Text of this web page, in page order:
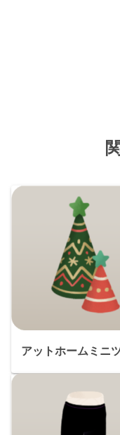
アットホームミニ